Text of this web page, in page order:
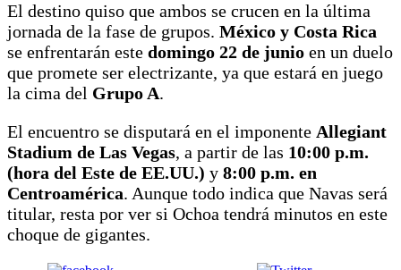
El destino quiso que ambos se crucen en la última
jornada de la fase de grupos. México y Costa Rica
se enfrentarán este domingo 22 de junio en un duelo
que promete ser electrizante, ya que estará en juego
la cima del Grupo A.
El encuentro se disputará en el imponente Allegiant
Stadium de Las Vegas, a partir de las 10:00 p.m.
(hora del Este de EE.UU.) y 8:00 p.m. en
Centroamérica. Aunque todo indica que Navas será
titular, resta por ver si Ochoa tendrá minutos en este
choque de gigantes.